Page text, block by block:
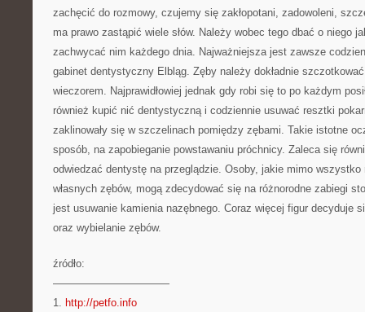
zachęcić do rozmowy, czujemy się zakłopotani, zadowoleni,
ma prawo zastąpić wiele słów. Należy wobec tego dbać o niego
zachwycać nim każdego dnia. Najważniejsza jest zawsze
gabinet dentystyczny Elbląg. Zęby należy dokładnie
wieczorem. Najprawidłowiej jednak gdy robi się to po każdym
również kupić nić dentystyczną i codziennie usuwać resztki
zaklinowały się w szczelinach pomiędzy zębami. Takie istotne
sposób, na zapobieganie powstawaniu próchnicy. Zaleca się
odwiedzać dentystę na przeglądzie. Osoby, jakie mimo wszystko
własnych zębów, mogą zdecydować się na różnorodne zabiegi
jest usuwanie kamienia nazębnego. Coraz więcej figur decyduje
oraz wybielanie zębów.
źródło:
———————————
1. http://petfo.info